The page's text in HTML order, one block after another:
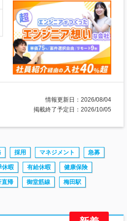
情報更新日：2026/08/04
掲載終了予定日：2026/10/05
採用 マネジメント 急募
休暇 有給休暇 健康保険
直帰 御堂筋線 梅田駅